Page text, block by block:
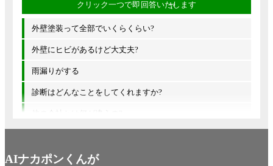
外壁塗装って全部でいくらくらい?
外壁にヒビがあるけど大丈夫?
雨漏りがする
診断はどんなことをしてくれますか?
他の会社とは何が違うの?
AIナカポンくんが